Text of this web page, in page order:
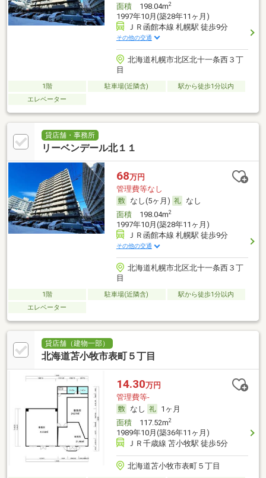
面積198.04m2
1997年10月(築28年11ヶ月)
ＪＲ函館本線 札幌駅 徒歩9分
その他の交通
北海道札幌市北区北十一条西３丁
目
1階 駐車場(近隣含)
駅から徒歩1分以内
エレベーター
貸店舗・事務所
リーベンデール北１１
68万円
管理費等なし
なし(5ヶ月)
なし
面積198.04m2
1997年10月(築28年11ヶ月)
ＪＲ函館本線 札幌駅 徒歩9分
その他の交通
北海道札幌市北区北十一条西３丁
目
1階 駐車場(近隣含)
駅から徒歩1分以内
エレベーター
貸店舗（建物一部）
北海道苫小牧市表町５丁目
14.30万円
管理費等-
なし
1ヶ月
面積117.52m2
1989年10月(築36年11ヶ月)
ＪＲ千歳線 苫小牧駅 徒歩5分
北海道苫小牧市表町５丁目